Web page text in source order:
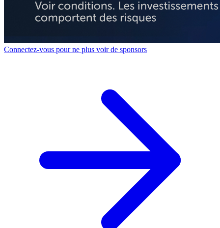
Connectez-vous pour ne plus voir de sponsors